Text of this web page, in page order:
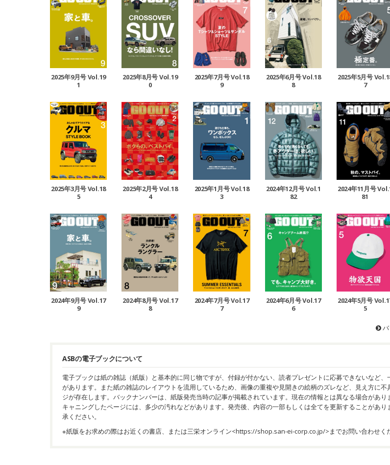
2025年9月号 Vol.19
1
2025年8月号 Vol.19
0
2025年7月号 Vol.18
9
2025年6月号 Vol.18
8
2025年5月号
7
2025年3月号 Vol.18
5
2025年2月号 Vol.18
4
2025年1月号 Vol.18
3
2024年12月号 Vol.1
82
2024年11月号
81
2024年9月号 Vol.17
9
2024年8月号 Vol.17
8
2024年7月号 Vol.17
7
2024年6月号 Vol.17
6
2024年5月号
5
バ
ASBの電子ブックについて
電子ブックは紙の雑誌（紙版）と基本的に同じ物ですが、付録が付かない、読者プレゼントに応募できないなど
があります。また紙の雑誌のレイアウトを流用しているため、画像の重複や見開きの絵柄のズレなど、見え方に不
ジが存在します。バックナンバーは、紙版発売当時の記事が掲載されています。現在の情報とは異なる場合があり
キャニングしたページには、多少の汚れなどがあります。発売後、内容の一部もしくは全てを更新することがあり
承ください。
※紙版をお求めの際はお近くの書店、または三栄オンライン<https://shop.san-ei-corp.co.jp/>までお問い合わせく